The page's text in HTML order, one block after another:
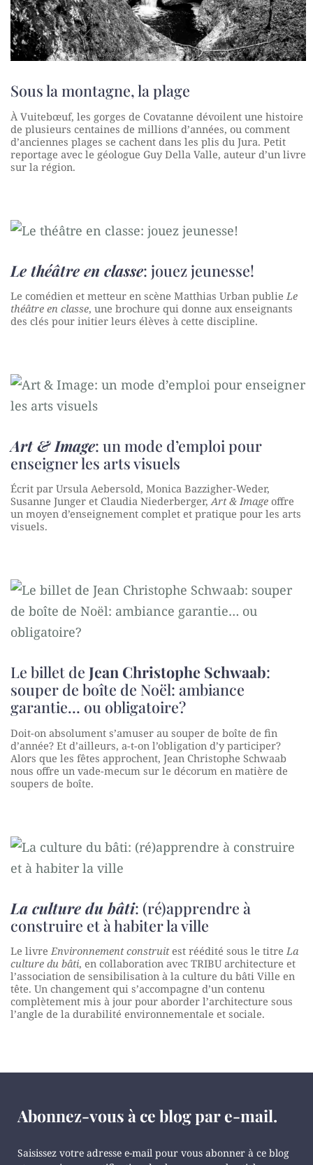
Sous la montagne, la plage
À Vuitebœuf, les gorges de Covatanne dévoilent une histoire
de plusieurs centaines de millions d’années, ou comment
d’anciennes plages se cachent dans les plis du Jura. Petit
reportage avec le géologue Guy Della Valle, auteur d’un livre
sur la région.
Le théâtre en classe: jouez jeunesse!
Le comédien et metteur en scène Matthias Urban publie Le
théâtre en classe, une brochure qui donne aux enseignants
des clés pour initier leurs élèves à cette discipline.
Art & Image: un mode d’emploi pour
enseigner les arts visuels
Écrit par Ursula Aebersold, Monica Bazzigher-Weder,
Susanne Junger et Claudia Niederberger,Art & Image offre
un moyen d’enseignement complet et pratique pour les arts
visuels.
Le billet de Jean Christophe Schwaab:
souper de boîte de Noël: ambiance
garantie… ou obligatoire?
Doit-on absolument s’amuser au souper de boîte de fin
d’année? Et d’ailleurs, a-t-on l’obligation d’y participer?
Alors que les fêtes approchent, Jean Christophe Schwaab
nous offre un vade-mecum sur le décorum en matière de
soupers de boîte.
La culture du bâti: (ré)apprendre à
construire et à habiter la ville
Le livreEnvironnement construitest réédité sous le titre La
culture du bâti, en collaboration avec TRIBU architecture et
l’association de sensibilisation à la culture du bâti Ville en
tête. Un changement qui s’accompagne d’un contenu
complètement mis à jour pour aborder l’architecture sous
l’angle de la durabilité environnementale et sociale.
Abonnez-vous à ce blog par e-mail.
Saisissez votre adresse e-mail pour vous abonner à ce blog